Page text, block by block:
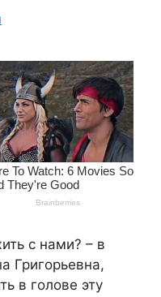
с нами? – в
Григорьевна,
в голове эту